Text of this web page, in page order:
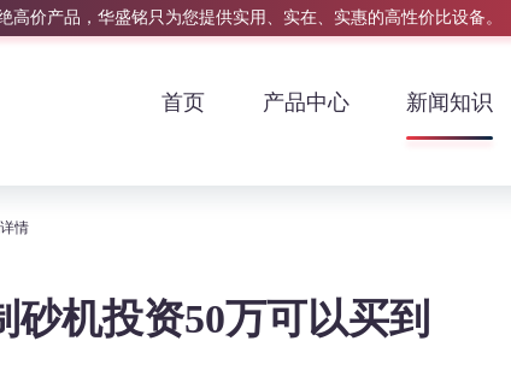
高价产品，华盛铭只为您提供实用、实在、实惠的高性价比设备。
首页 产品中心 新闻知识
情
机投资50万可以买到